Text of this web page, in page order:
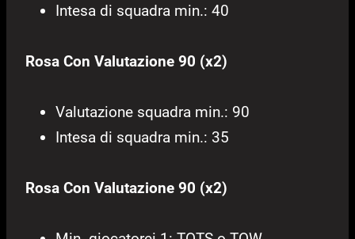
Intesa di squadra min.: 40
Rosa Con Valutazione 90 (x2)
Valutazione squadra min.: 90
Intesa di squadra min.: 35
Rosa Con Valutazione 90 (x2)